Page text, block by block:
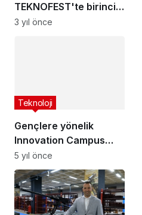
TEKNOFEST'te birinci
olan lise öğrencisi
3 yıl önce
zekâ eğitimleri için
başvurular başladı
5 yıl önce